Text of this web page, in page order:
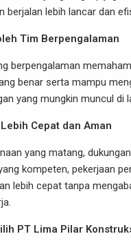
berjalan lebih lancar dan
Tim Berpengalaman
berpengalaman
benar serta mampu
yang mungkin muncul di
Cepat dan Aman
yang matang,
kompeten, pekerjaan
lebih cepat tanpa
PT Lima Pilar